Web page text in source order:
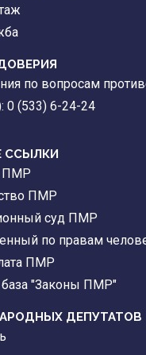
по вопросам
0 (533) 6-24-24
ССЫЛКИ
ПМР
ПМР
суд ПМР
по правам
ПМР
база "Законы ПМР"
ДЕПУТАТОВ